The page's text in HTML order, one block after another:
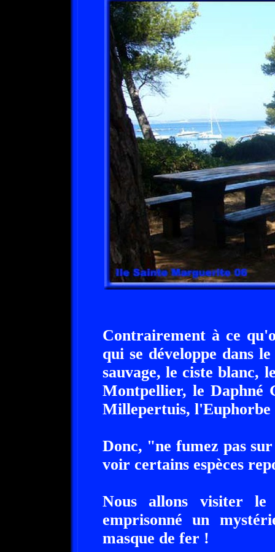
Contrairement à ce
qui se développe dans
sauvage, le ciste blanc,
Montpellier, le Daphné
Millepertuis, l'Euphorbe
Donc, "ne fumez pas
voir certains espèces
Nous allons visiter
emprisonné un
masque de fer !